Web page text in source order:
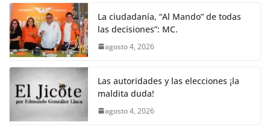
La ciudadanía, “Al Mando” de todas
las decisiones”: MC.
agosto 4, 2026
Las autoridades y las elecciones ¡la
maldita duda!
agosto 4, 2026